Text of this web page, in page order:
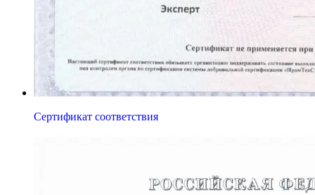
Сертификат соответствия